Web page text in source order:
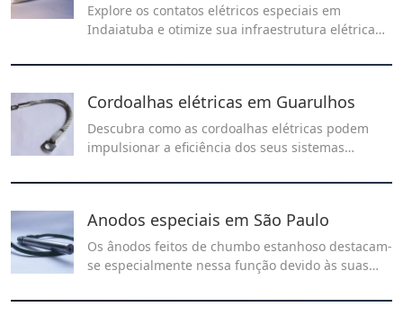
Explore os contatos elétricos especiais em
Indaiatuba e otimize sua infraestrutura elétrica
Recontel.
Cordoalhas elétricas em Guarulhos
Descubra como as cordoalhas elétricas podem
impulsionar a eficiência dos seus sistemas
energia e resistência em ambientes desafiadores.
Anodos especiais em São Paulo
Os ânodos feitos de chumbo estanhoso destacam-
se especialmente nessa função devido às suas
tornando-os uma escolha ideal para o processo